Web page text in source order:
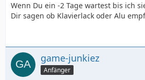
Wenn Du ein -2 Tage wartest bis ich
Dir sagen ob Klavierlack oder Alu
game-junkiez
Anfänger